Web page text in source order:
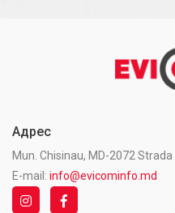
Адрес
Mun. Chisinau, MD-2072
E-mail: info@evicominfo.md